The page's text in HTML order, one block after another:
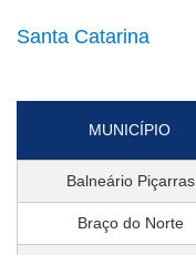
Santa Catarina
MUNICÍPIO
Balneário Piçarras
Braço do Norte